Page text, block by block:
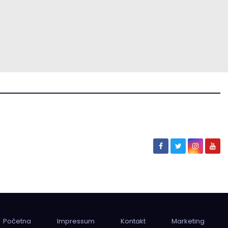
Početna Impressum Kontakt Marketing